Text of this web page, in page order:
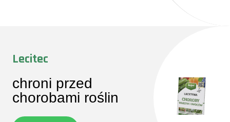
Lecitec
chroni przed
chorobami roślin